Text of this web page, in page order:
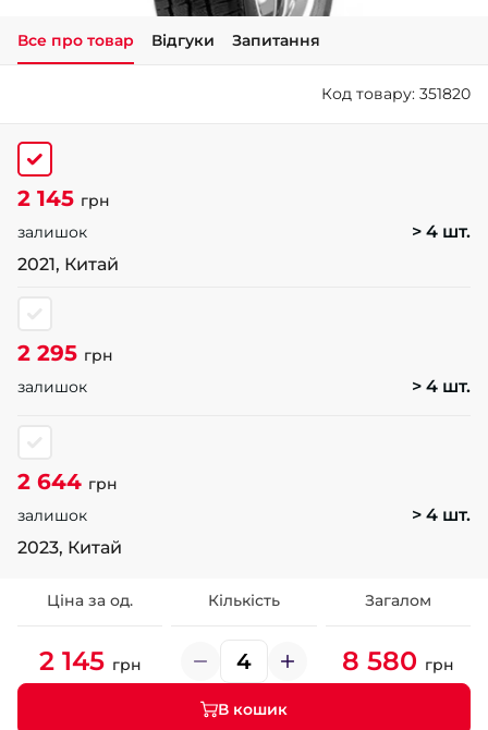
+38 (050)-911-911-2
+38 (099)-643-33-77
Все про товар Відгуки Запитання
Код товару: 351820
2 145 грн
залишок
> 4 шт.
2021, Китай
2 295 грн
залишок
> 4 шт.
2 644 грн
залишок
> 4 шт.
2023, Китай
Ціна за од. Кількість Загалом
2 145 грн 8 580 грн
В кошик